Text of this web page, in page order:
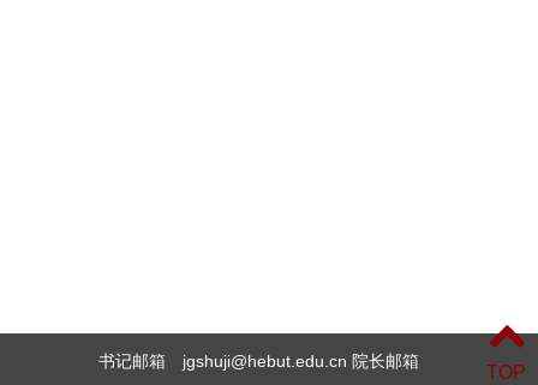
书记邮箱 jgshuji@hebut.edu.cn 院长邮箱
TOP